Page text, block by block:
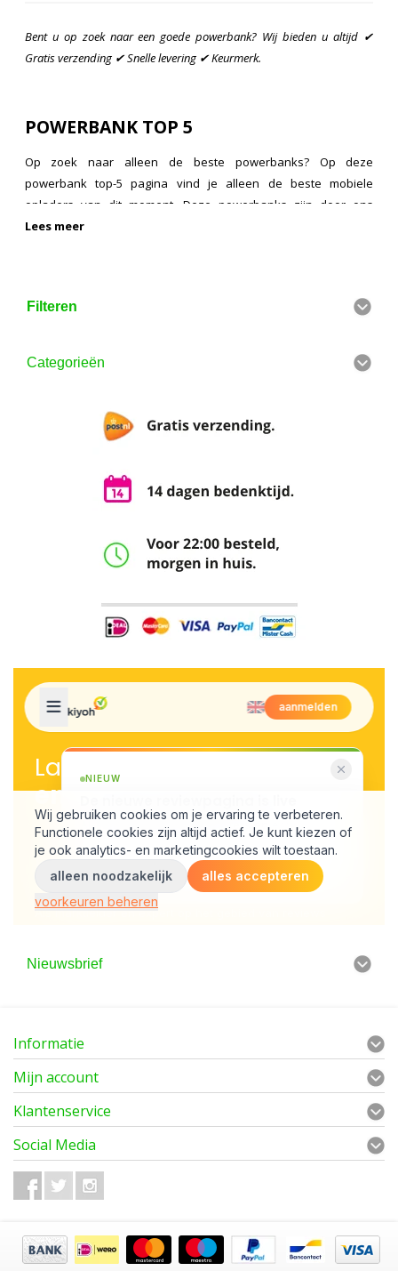
Bent u op zoek naar een goede powerbank? Wij bieden u altijd ✔
Gratis verzending ✔ Snelle levering ✔ Keurmerk.
POWERBANK TOP 5
Op zoek naar alleen de beste powerbanks? Op deze
powerbank top-5 pagina vind je alleen de beste mobiele
opladers van dit moment. Deze powerbanks zijn door ons
getest, hebben goede reviews, of zijn bijvoorbeeld goed
Lees meer
Filteren
Categorieën
Nieuwsbrief
Informatie
Mijn account
Klantenservice
Social Media